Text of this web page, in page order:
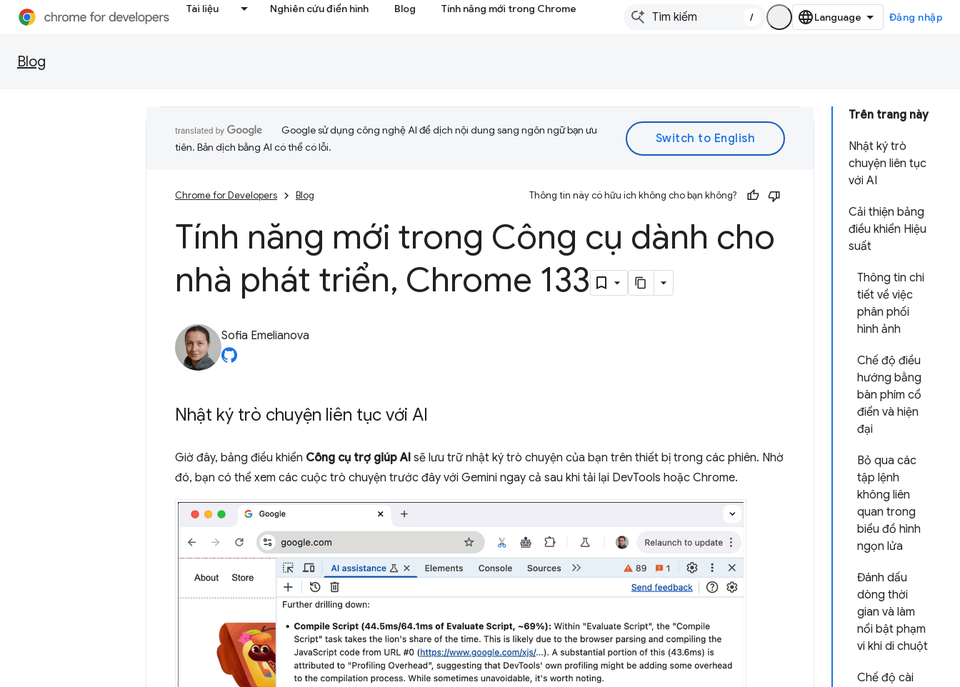
Tài liệu Nghiên cứu điển hình Blog Tính năng mới trong Chrome
/ Đăng nhập
Blog
Trên trang này
Nhật ký trò
chuyện liên tục
với AI
Cải thiện bảng
điều khiển Hiệu
suất
Thông tin chi
tiết về việc
phân phối
hình ảnh
Chế độ điều
hướng bằng
bàn phím cổ
điển và hiện
đại
Bỏ qua các
tập lệnh
không liên
quan trong
biểu đồ hình
ngọn lửa
Đánh dấu
dòng thời
gian và làm
nổi bật phạm
vi khi di chuột
Chế độ cài
Google sử dụng công nghệ AI để dịch nội dung sang ngôn ngữ bạn ưu
tiên. Bản dịch bằng AI có thể có lỗi.
Chrome for Developers Blog Thông tin này có hữu ích không cho bạn không?
Tính năng mới trong Công cụ dành cho
nhà phát triển, Chrome 133
Sofia Emelianova
Nhật ký trò chuyện liên tục với AI
Giờ đây, bảng điều khiển Công cụ trợ giúp AI sẽ lưu trữ nhật ký trò chuyện của bạn trên thiết bị trong các phiên. Nhờ
đó, bạn có thể xem các cuộc trò chuyện trước đây với Gemini ngay cả sau khi tải lại DevTools hoặc Chrome.